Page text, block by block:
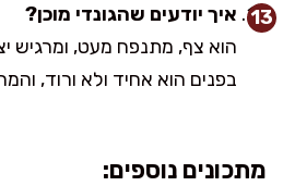
איך יודעים שהגונדי מוכן?
הוא צף, מתנפח מעט, ומרגיש
בפנים הוא אחיד ולא ורוד,
מתכונים נוספים: